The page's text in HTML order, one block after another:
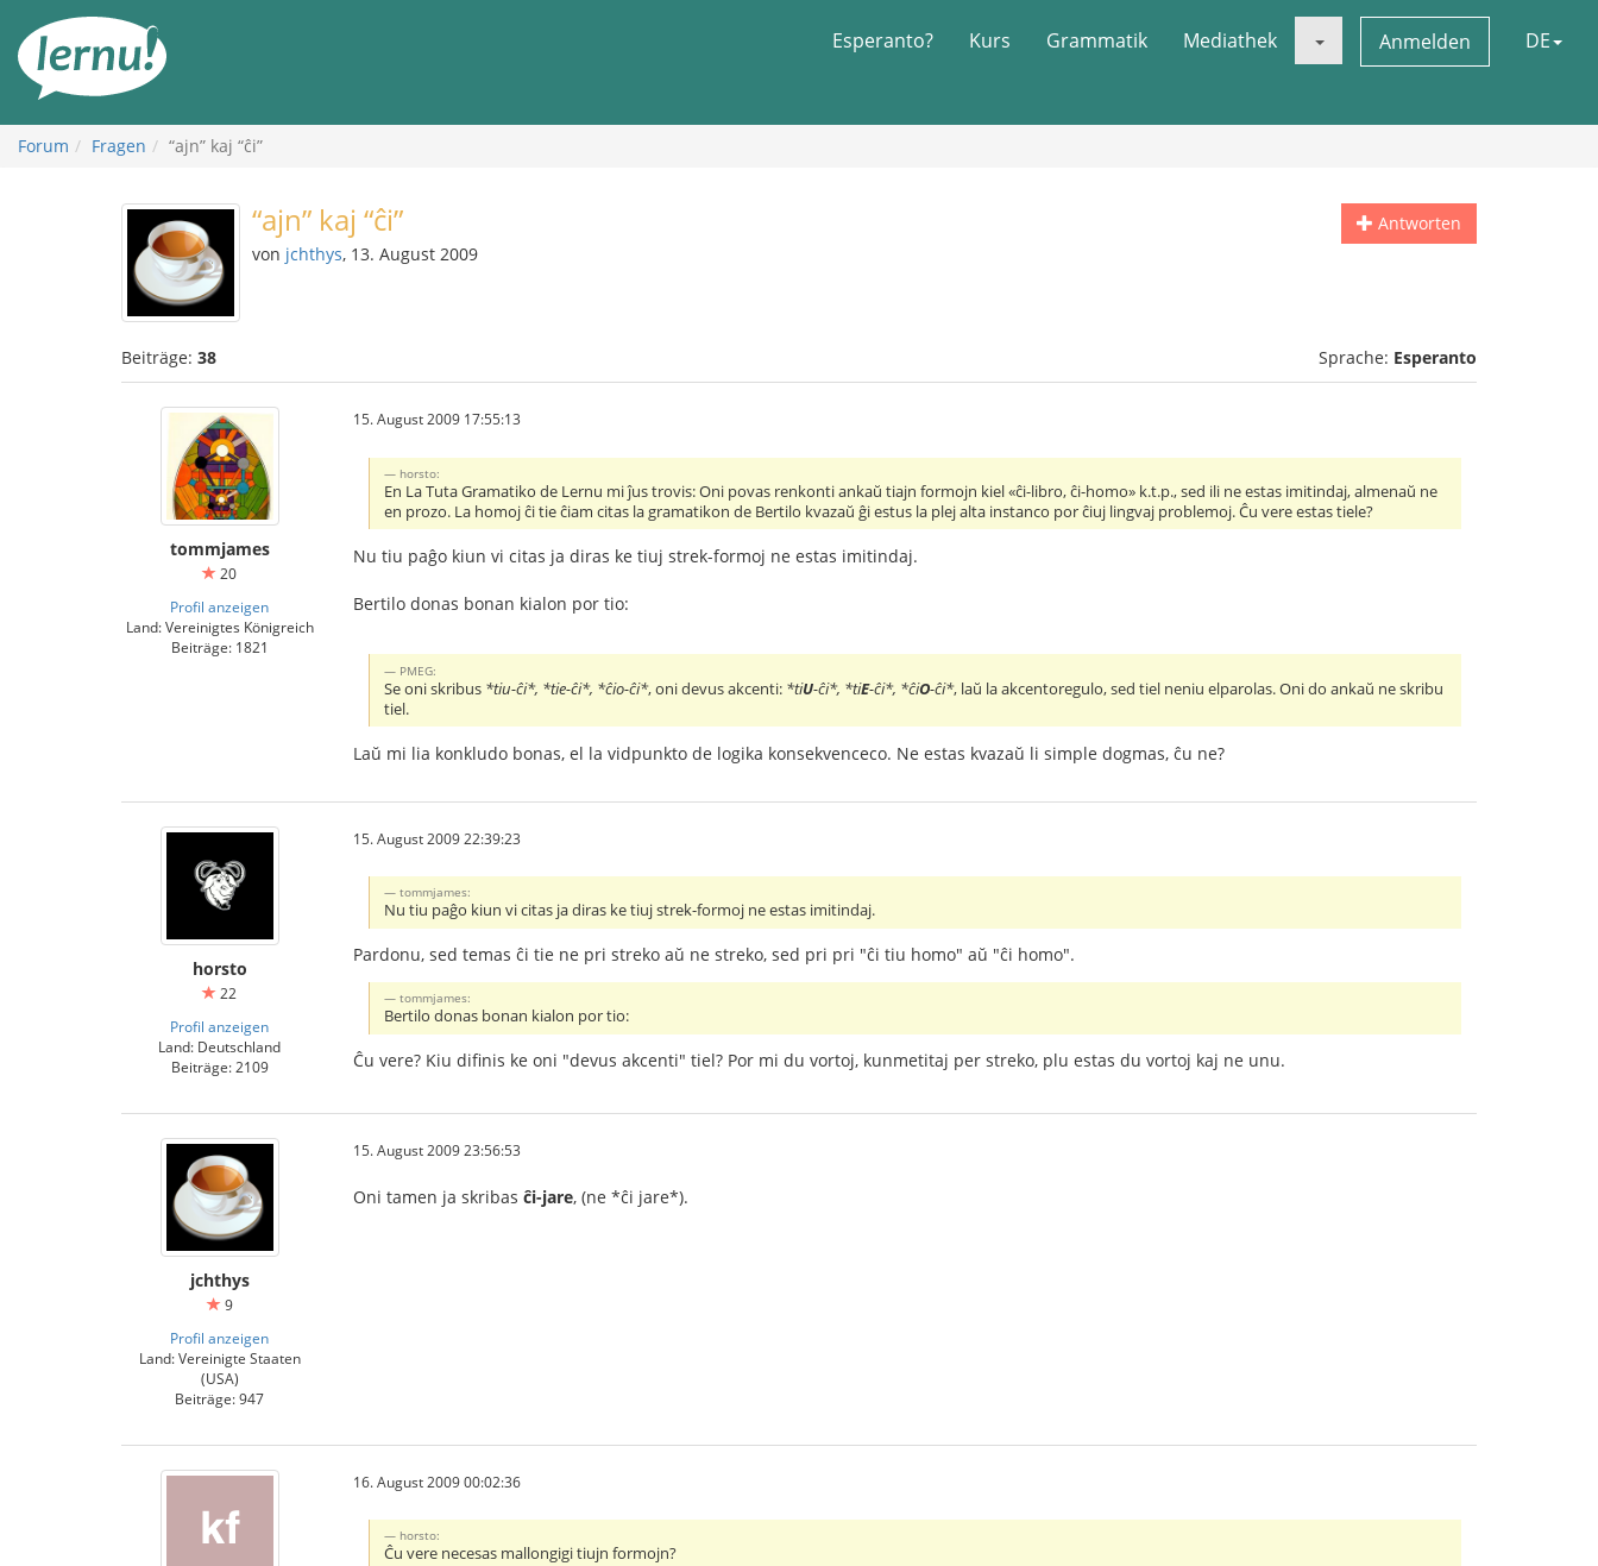
Inhalt
Esperanto? Kurs Grammatik Mediathek Anmelden DE
Forum Fragen “ajn” kaj “ĉi”
Antworten
“ajn” kaj “ĉi”
von jchthys, 13. August 2009
Beiträge: 38 Sprache: Esperanto
tommjames
20
Profil anzeigen
Land: Vereinigtes Königreich
Beiträge: 1821
15. August 2009 17:55:13
horsto:
En La Tuta Gramatiko de Lernu mi ĵus trovis: Oni povas renkonti ankaŭ tiajn formojn kiel «ĉi-libro, ĉi-homo» k.t.p., sed ili ne estas imitindaj, almenaŭ ne
en prozo. La homoj ĉi tie ĉiam citas la gramatikon de Bertilo kvazaŭ ĝi estus la plej alta instanco por ĉiuj lingvaj problemoj. Ĉu vere estas tiele?
Nu tiu paĝo kiun vi citas ja diras ke tiuj strek-formoj ne estas imitindaj.
Bertilo donas bonan kialon por tio:
PMEG:
Se oni skribus *tiu-ĉi*, *tie-ĉi*, *ĉio-ĉi*, oni devus akcenti: *tiU-ĉi*, *tiE-ĉi*, *ĉiO-ĉi*, laŭ la akcentoregulo, sed tiel neniu elparolas. Oni do ankaŭ ne skribu
tiel.
Laŭ mi lia konkludo bonas, el la vidpunkto de logika konsekvenceco. Ne estas kvazaŭ li simple dogmas, ĉu ne?
horsto
22
Profil anzeigen
Land: Deutschland
Beiträge: 2109
15. August 2009 22:39:23
tommjames:
Nu tiu paĝo kiun vi citas ja diras ke tiuj strek-formoj ne estas imitindaj.
Pardonu, sed temas ĉi tie ne pri streko aŭ ne streko, sed pri pri "ĉi tiu homo" aŭ "ĉi homo".
tommjames:
Bertilo donas bonan kialon por tio:
Ĉu vere? Kiu difinis ke oni "devus akcenti" tiel? Por mi du vortoj, kunmetitaj per streko, plu estas du vortoj kaj ne unu.
jchthys
9
Profil anzeigen
Land: Vereinigte Staaten
(USA)
Beiträge: 947
15. August 2009 23:56:53
Oni tamen ja skribas ĉi-jare, (ne *ĉi jare*).
16. August 2009 00:02:36
horsto:
Ĉu vere necesas mallongigi tiujn formojn?